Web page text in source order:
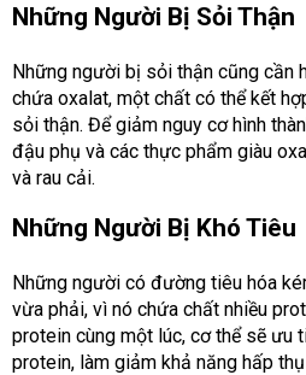
Những Người Bị Sỏi Thận
Những người bị sỏi thận cũng cần
chứa oxalat, một chất có thể kết
sỏi thận. Để giảm nguy cơ hình
đậu phụ và các thực phẩm giàu
và rau cải.
Những Người Bị Khó Tiêu
Những người có đường tiêu hóa
vừa phải, vì nó chứa chất nhiều
protein cùng một lúc, cơ thể sẽ ưu
protein, làm giảm khả năng hấp